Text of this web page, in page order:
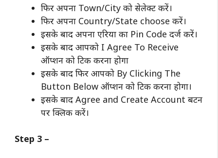
फिर अपना Town/City को सेलेक्ट करें।
फिर अपना Country/State choose करें।
इसके बाद अपना एरिया का Pin Code दर्ज करें।
इसके बाद आपको I Agree To Receive
ऑप्शन को टिक करना होगा
इसके बाद फिर आपको By Clicking The
Button Below ऑप्शन को टिक करना होगा।
इसके बाद Agree and Create Account बटन
पर क्लिक करें।
Step 3 –